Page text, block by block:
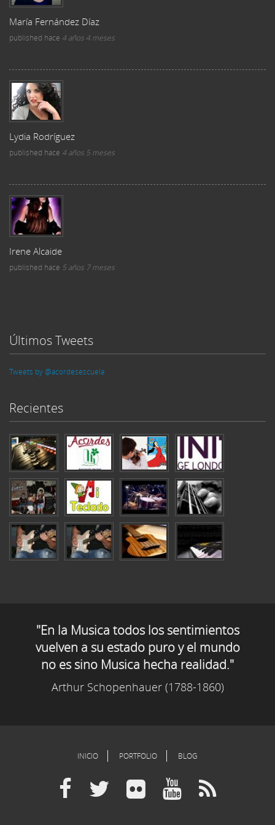
María Fernández Díaz
published hace 4 años 4 meses
Lydia Rodríguez
published hace 4 años 5 meses
Irene Alcaide
published hace 5 años 7 meses
Últimos Tweets
Tweets by @acordesescuela
Recientes
"En la Musica todos los sentimientos
vuelven a su estado puro y el mundo
no es sino Musica hecha realidad."
Arthur Schopenhauer (1788-1860)
INICIO PORTFOLIO BLOG